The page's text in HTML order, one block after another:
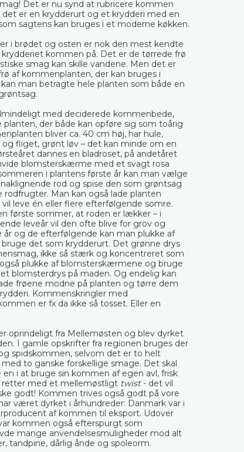
Det er nu synd at rubricere kommen
det er en krydderurt og et krydderi med en
sagtens kan bruges i et moderne køkken.
i brødet og osten er nok den mest kendte
kommen på. Det er de tørrede frø
smag kan skille vandene. Men det er
af kommenplanten, der kan bruges i
man betragte hele planten som både en
med deciderede kommenbede,
planten, der både kan opføre sig som toårig
bliver ca. 40 cm høj, har hule,
fliget, grønt løv – det kan minde om en
dannes en bladroset, på andetåret
blomsterskærme med et svagt rosa
i plantens første år kan man vælge
rod og spise den som grøntsag
rodfrugter. Man kan også lade planten
leve én eller flere efterfølgende somre.
første sommer, at roden er lækker – i
leveår vil den ofte blive for grov og
og de efterfølgende kan man plukke af
det som krydderurt. Det grønne drys
ikke så stærk og koncentreret som
plukke af blomsterskærmene og bruge
blomsterdrys på maden. Og endelig kan
frøene modne på planten og tørre dem
Kommenskringler med
er fx da ikke så tosset. Eller en
oprindeligt fra Mellemøsten og blev dyrket
I gamle opskrifter fra regionen bruges der
spidskommen, selvom det er to helt
to ganske forskellige smage. Det skal
en i at bruge sin kommen af egen avl, frisk
retter med et mellemøstligt twist- det vil
godt! Kommen trives også godt på vore
været dyrket i århundreder: Danmark var i
af kommen til eksport. Udover
kommen også efterspurgt som
mange anvendelsesmuligheder mod alt
tandpine, dårlig ånde og spoleorm.